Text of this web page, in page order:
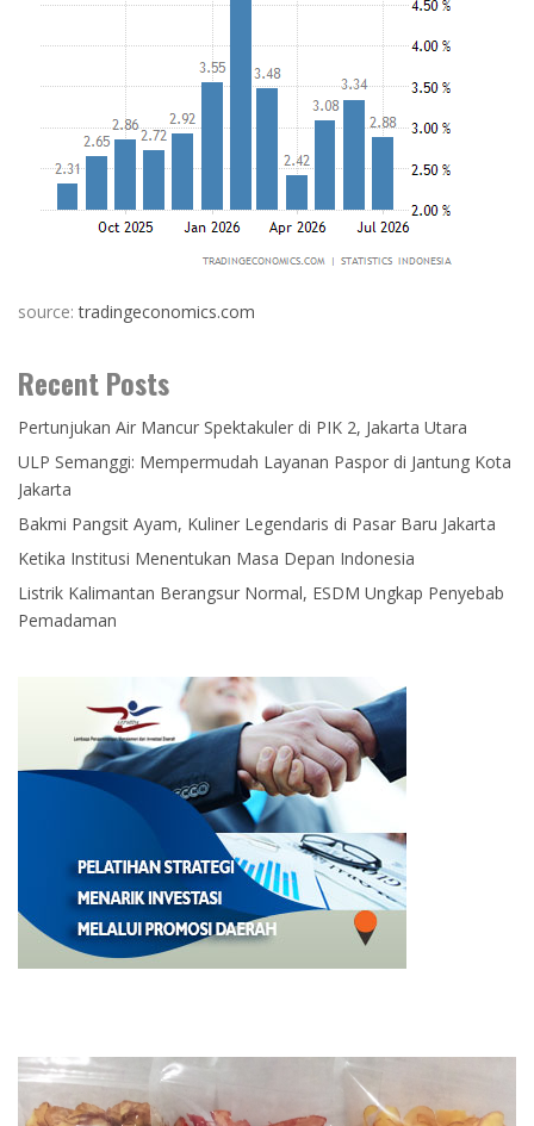
source:tradingeconomics.com
Recent Posts
Pertunjukan Air Mancur Spektakuler di PIK 2, Jakarta Utara
ULP Semanggi: Mempermudah Layanan Paspor di Jantung Kota
Jakarta
Bakmi Pangsit Ayam, Kuliner Legendaris di Pasar Baru Jakarta
Ketika Institusi Menentukan Masa Depan Indonesia
Listrik Kalimantan Berangsur Normal, ESDM Ungkap Penyebab
Pemadaman